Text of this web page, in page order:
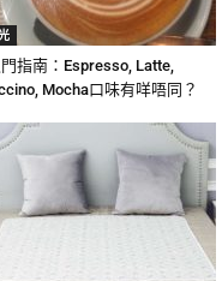
指南：Espresso, Latte,
Mocha口味有咩唔同？